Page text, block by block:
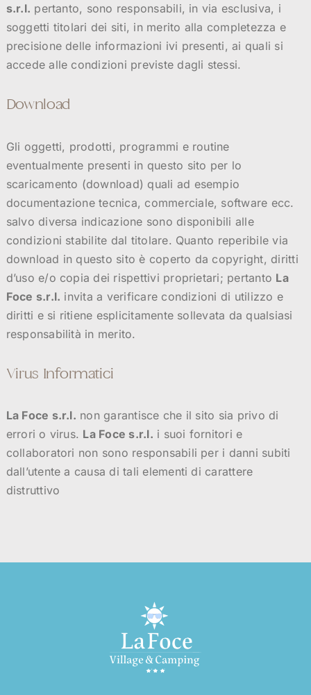
s.r.l. pertanto, sono responsabili, in via esclusiva, i
soggetti titolari dei siti, in merito alla completezza e
precisione delle informazioni ivi presenti, ai quali si
accede alle condizioni previste dagli stessi.
Download
Gli oggetti, prodotti, programmi e routine
eventualmente presenti in questo sito per lo
scaricamento (download) quali ad esempio
documentazione tecnica, commerciale, software ecc.
salvo diversa indicazione sono disponibili alle
condizioni stabilite dal titolare. Quanto reperibile via
download in questo sito è coperto da copyright, diritti
d’uso e/o copia dei rispettivi proprietari; pertanto La
Foce s.r.l. invita a verificare condizioni di utilizzo e
diritti e si ritiene esplicitamente sollevata da qualsiasi
responsabilità in merito.
Virus Informatici
La Foce s.r.l. non garantisce che il sito sia privo di
errori o virus. La Foce s.r.l. i suoi fornitori e
collaboratori non sono responsabili per i danni subiti
dall’utente a causa di tali elementi di carattere
distruttivo